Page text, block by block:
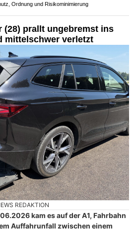
Ordnung und Risikominimierung
(28) prallt ungebremst ins
mittelschwer verletzt
REDAKTION
kam es auf der A1, Fahrbahn
Auffahrunfall zwischen einem